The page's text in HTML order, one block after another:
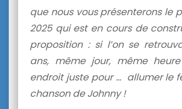
que nous vous présenterons le
2025 qui est en cours de
proposition : si l’on se
ans, même jour, même
endroit juste pour … allumer le
chanson de Johnny !